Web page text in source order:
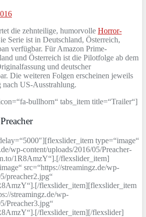
die zehnteilige, humorvolle Horror-
Serie ist in Deutschland, Österreich,
verfügbar. Für Amazon Prime-
und Österreich ist die Pilotfolge ab dem
und deutscher
Die weiteren Folgen erscheinen jeweils
nach US-Ausstrahlung.
bullhorn“ tabs_item title=“Trailer“]
type=“image“
wp-content/uploads/2016/05/Preacher-
1R8AmzY“].[/flexslider_item]
src=“https://streamingz.de/wp-
preacher2.jpg“
flexslider_item][flexslider_item
streamingz.de/wp-
Preacher3.jpg“
flexslider_item][/flexslider]